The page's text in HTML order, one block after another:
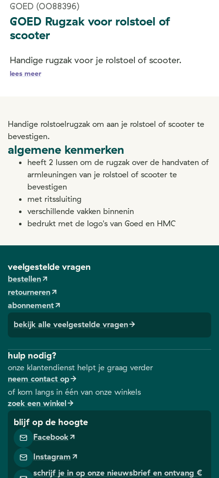
GOED (0088396)
GOED Rugzak voor rolstoel of
scooter
Handige rugzak voor je rolstoel of scooter.
lees meer
Handige rolstoelrugzak om aan je rolstoel of scooter te
bevestigen.
algemene kenmerken
heeft 2 lussen om de rugzak over de handvaten of
armleuningen van je rolstoel of scooter te
bevestigen
met ritssluiting
verschillende vakken binnenin
bedrukt met de logo's van Goed en HMC
veelgestelde vragen
bestellen
retourneren
abonnement
bekijk alle veelgestelde vragen
hulp nodig?
onze klantendienst helpt je graag verder
neem contact op
of kom langs in één van onze winkels
zoek een winkel
blijf op de hoogte
Facebook
Instagram
schrijf je in op onze nieuwsbrief en ontvang €